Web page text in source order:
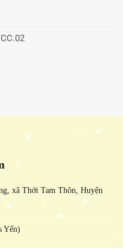
xã Thới Tam Thôn, Huyện
Yến)